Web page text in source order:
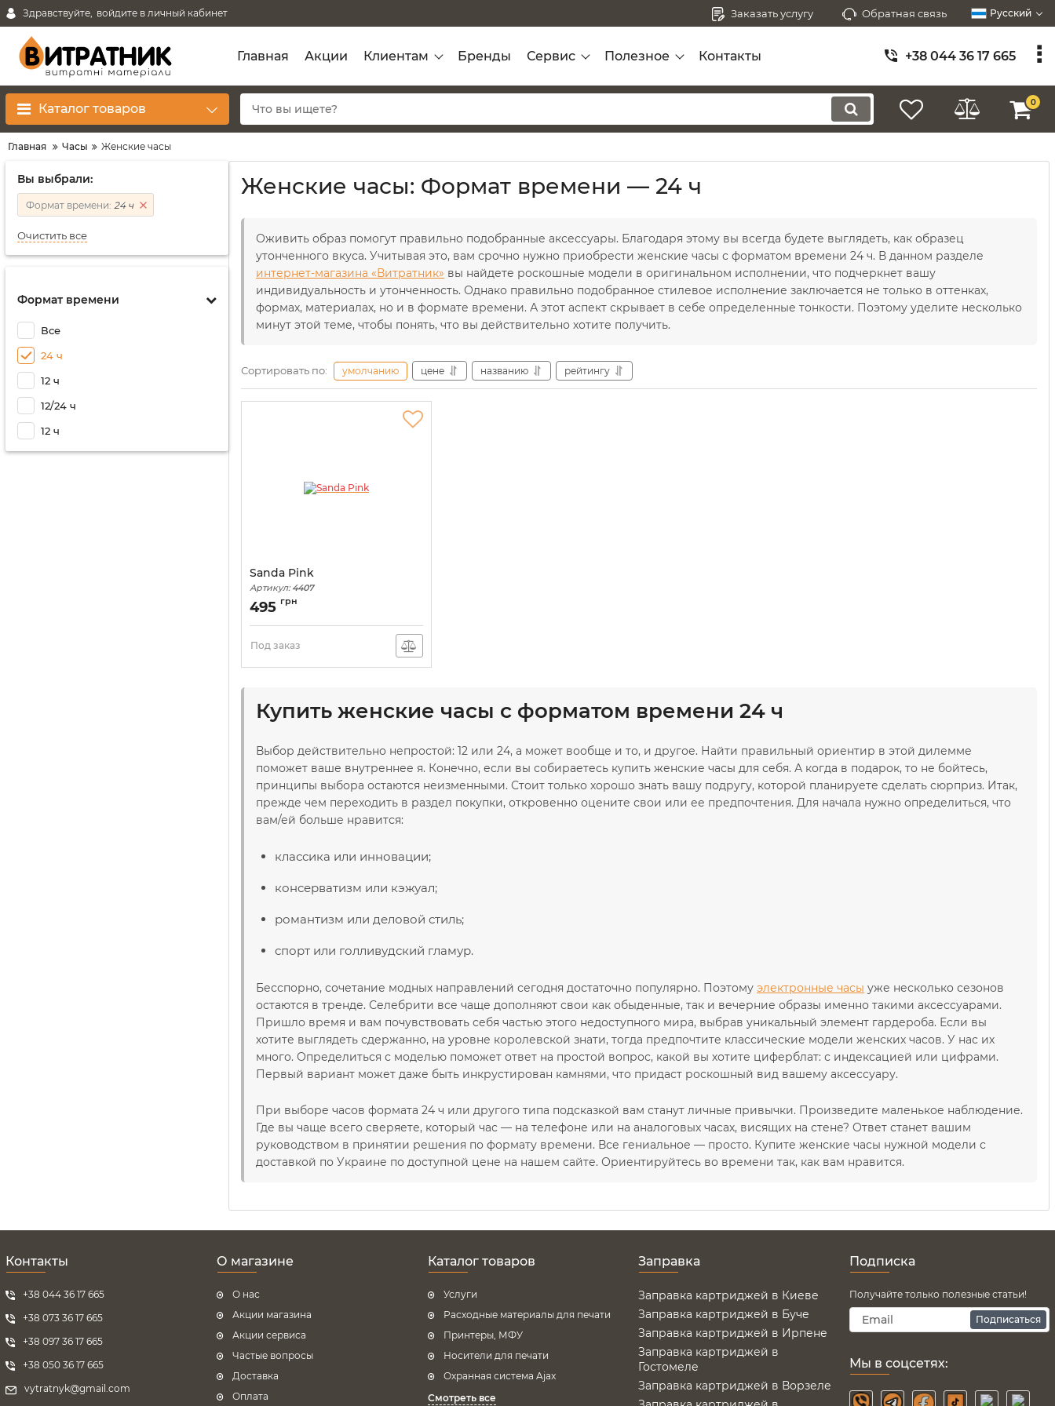
Здравствуйте, войдите в личный кабинет Заказать услугу Обратная связь Русский
Главная Акции Клиентам Бренды Сервис Полезное Контакты +38 044 36 17 665
Каталог товаров 0
Главная Часы Женские часы
Вы выбрали:
Формат времени: 24 ч
Очистить все
Формат времени
Все
24 ч
12 ч
12/24 ч
12 ч
Женские часы: Формат времени — 24 ч
Оживить образ помогут правильно подобранные аксессуары. Благодаря этому вы всегда будете выглядеть, как образец
утонченного вкуса. Учитывая это, вам срочно нужно приобрести женские часы с форматом времени 24 ч. В данном разделе
интернет-магазина «Витратник» вы найдете роскошные модели в оригинальном исполнении, что подчеркнет вашу
индивидуальность и утонченность. Однако правильно подобранное стилевое исполнение заключается не только в оттенках,
формах, материалах, но и в формате времени. А этот аспект скрывает в себе определенные тонкости. Поэтому уделите несколько
минут этой теме, чтобы понять, что вы действительно хотите получить.
Сортировать по: умолчанию цене названию рейтингу
Sanda Pink
Артикул:4407
495 грн
Под заказ
Купить женские часы с форматом времени 24 ч
Выбор действительно непростой: 12 или 24, а может вообще и то, и другое. Найти правильный ориентир в этой дилемме
поможет ваше внутреннее я. Конечно, если вы собираетесь купить женские часы для себя. А когда в подарок, то не бойтесь,
принципы выбора остаются неизменными. Стоит только хорошо знать вашу подругу, которой планируете сделать сюрприз. Итак,
прежде чем переходить в раздел покупки, откровенно оцените свои или ее предпочтения. Для начала нужно определиться, что
вам/ей больше нравится:
классика или инновации;
консерватизм или кэжуал;
романтизм или деловой стиль;
спорт или голливудский гламур.
Бесспорно, сочетание модных направлений сегодня достаточно популярно. Поэтому электронные часы уже несколько сезонов
остаются в тренде. Селебрити все чаще дополняют свои как обыденные, так и вечерние образы именно такими аксессуарами.
Пришло время и вам почувствовать себя частью этого недоступного мира, выбрав уникальный элемент гардероба. Если вы
хотите выглядеть сдержанно, на уровне королевской знати, тогда предпочтите классические модели женских часов. У нас их
много. Определиться с моделью поможет ответ на простой вопрос, какой вы хотите циферблат: с индексацией или цифрами.
Первый вариант может даже быть инкрустирован камнями, что придаст роскошный вид вашему аксессуару.
При выборе часов формата 24 ч или другого типа подсказкой вам станут личные привычки. Произведите маленькое наблюдение.
Где вы чаще всего сверяете, который час — на телефоне или на аналоговых часах, висящих на стене? Ответ станет вашим
руководством в принятии решения по формату времени. Все гениальное — просто. Купите женские часы нужной модели с
доставкой по Украине по доступной цене на нашем сайте. Ориентируйтесь во времени так, как вам нравится.
Контакты
+38 044 36 17 665
+38 073 36 17 665
+38 097 36 17 665
+38 050 36 17 665
vytratnyk@gmail.com
О магазине
О нас
Акции магазина
Акции сервиса
Частые вопросы
Доставка
Оплата
Каталог товаров
Услуги
Расходные материалы для печати
Принтеры, МФУ
Носители для печати
Охранная система Ajax
Смотреть все
Заправка
Заправка картриджей в Киеве
Заправка картриджей в Буче
Заправка картриджей в Ирпене
Заправка картриджей в
Гостомеле
Заправка картриджей в Ворзеле
Подписка
Получайте только полезные статьи!
Подписаться
Мы в соцсетях: